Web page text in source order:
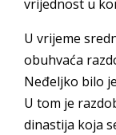
vrijednost u
U vrijeme
obuhvaća
Neđeljko bilo
U tom je
dinastija koja